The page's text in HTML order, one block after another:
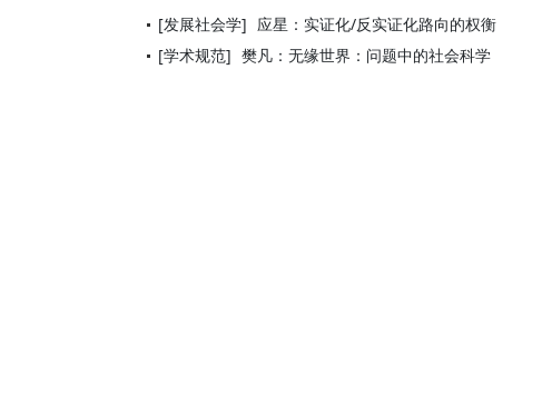
[发展社会学] 应星：实证化/反实证化路向的权衡
[学术规范] 樊凡：无缘世界：问题中的社会科学